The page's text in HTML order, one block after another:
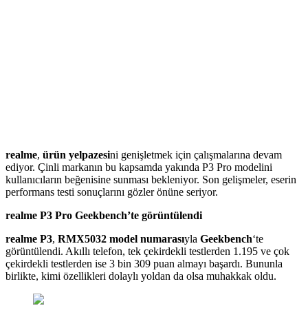
realme, ürün yelpazesini genişletmek için çalışmalarına devam
ediyor. Çinli markanın bu kapsamda yakında P3 Pro modelini
kullanıcıların beğenisine sunması bekleniyor. Son gelişmeler, eserin
performans testi sonuçlarını gözler önüne seriyor.
realme P3 Pro Geekbench’te görüntülendi
realme P3, RMX5032 model numarasıyla Geekbench‘te
görüntülendi. Akıllı telefon, tek çekirdekli testlerden 1.195 ve çok
çekirdekli testlerden ise 3 bin 309 puan almayı başardı. Bununla
birlikte, kimi özellikleri dolaylı yoldan da olsa muhakkak oldu.